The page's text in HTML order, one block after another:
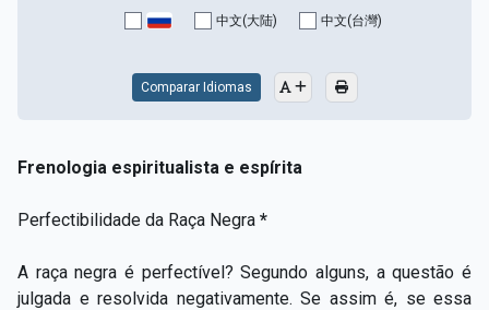
中文(大陆) 中文(台灣)
Comparar Idiomas
Frenologia espiritualista e espírita
Perfectibilidade da Raça Negra *
A raça negra é perfectível? Segundo alguns, a questão é
julgada e resolvida negativamente. Se assim é, se essa